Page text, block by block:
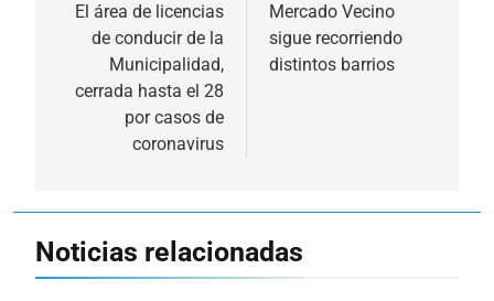
de
entradas
El área de licencias
de conducir de la
Municipalidad,
cerrada hasta el 28
por casos de
coronavirus
Mercado Vecino
sigue recorriendo
distintos barrios
Noticias relacionadas